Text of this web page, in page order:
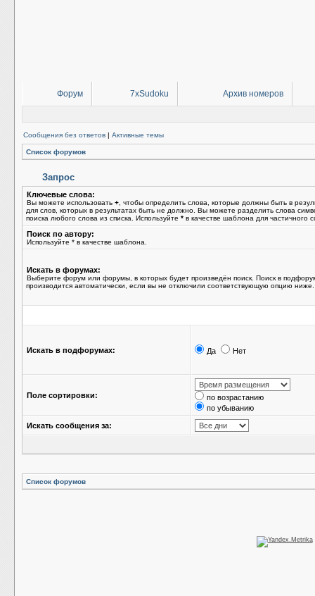
Форум 7xSudoku Архив номеров
Сообщения без ответов | Активные темы
Список форумов
Запрос
Ключевые слова:
Вы можете использовать + , чтобы определить слова, которые должны быть в
для слов, которых в результатах быть не должно. Вы можете разделить слова
поиска любого слова из списка. Используйте * в качестве шаблона для частичного
Поиск по автору:
Используйте * в качестве шаблона.
Искать в форумах:
Выберите форум или форумы, в которых будет произведён поиск. Поиск в
производится автоматически, если вы не отключили соответствующую опцию ниже.
Искать в подфорумах: Да Нет
Поле сортировки:
по возрастанию
по убыванию
Искать сообщения за:
Список форумов